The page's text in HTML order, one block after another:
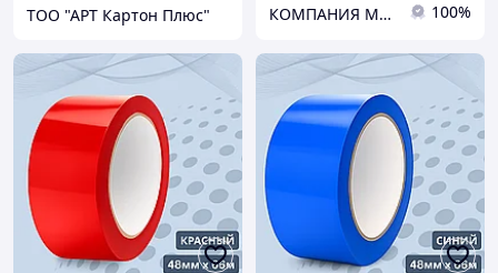
ТОО "АРТ Картон Плюс" КОМПАНИЯ MEGAPACK 100%